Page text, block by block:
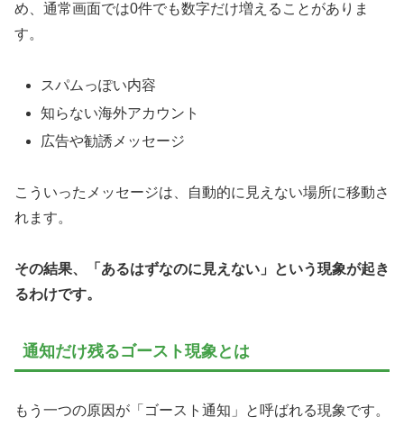
め、通常画面では0件でも数字だけ増えることがありま
す。
スパムっぽい内容
知らない海外アカウント
広告や勧誘メッセージ
こういったメッセージは、自動的に見えない場所に移動さ
れます。
その結果、「あるはずなのに見えない」という現象が起き
るわけです。
通知だけ残るゴースト現象とは
もう一つの原因が「ゴースト通知」と呼ばれる現象です。